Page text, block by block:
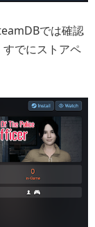
では確認
でにストアペ